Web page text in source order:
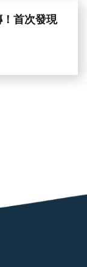
首次發現